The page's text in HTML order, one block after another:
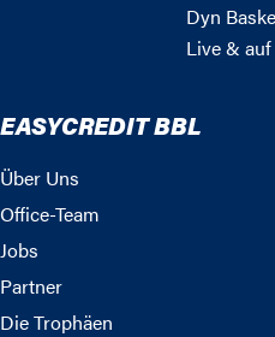
Dyn
Live &
EASYCREDIT BBL
Über Uns
Office-Team
Jobs
Partner
Die Trophäen